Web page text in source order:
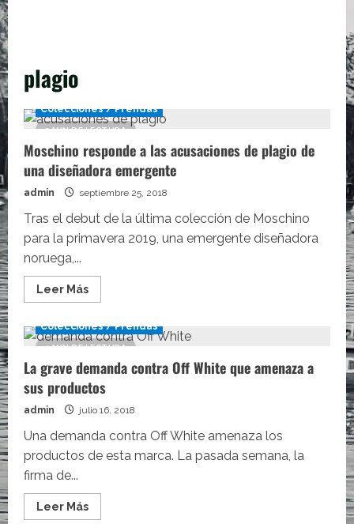
plagio
2 MIN DE LECTURA
Colecciones / Prendas
Moschino responde a las acusaciones de plagio de
una diseñadora emergente
admin septiembre 25, 2018
Tras el debut de la última colección de Moschino
para la primavera 2019, una emergente diseñadora
noruega,...
Leer MásLeer
más
Moschino
responde
las
acusaciones
de
de
diseñadora
emergente
1 MIN DE LECTURA
Colecciones / Prendas
La grave demanda contra Off White que amenaza a
sus productos
admin julio 16, 2018
Una demanda contra Off White amenaza los
productos de esta marca. La pasada semana, la
firma de...
Leer MásLeer
más